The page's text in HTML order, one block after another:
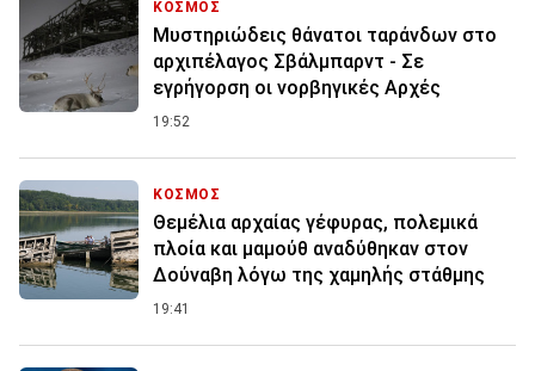
ΚΟΣΜΟΣ
Μυστηριώδεις θάνατοι ταράνδων στο
αρχιπέλαγος Σβάλμπαρντ - Σε
εγρήγορση οι νορβηγικές Αρχές
19:52
ΚΟΣΜΟΣ
Θεμέλια αρχαίας γέφυρας, πολεμικά
πλοία και μαμούθ αναδύθηκαν στον
Δούναβη λόγω της χαμηλής στάθμης
19:41